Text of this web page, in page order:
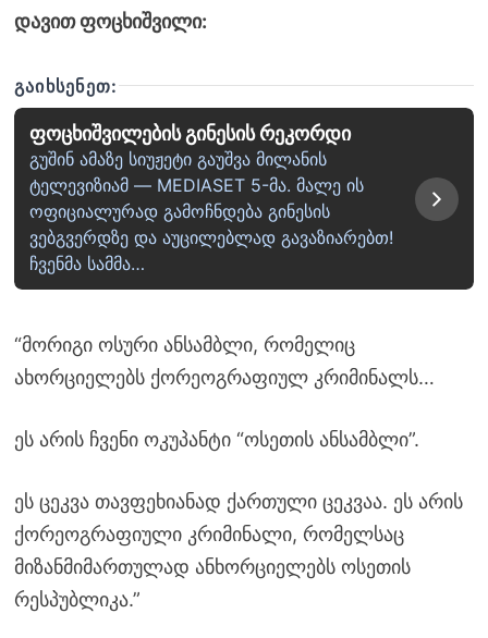
დავით ფოცხიშვილი:
ᲒᲐᲘᲮᲡᲔᲜᲔᲗ:
ფოცხიშვილების გინესის რეკორდი
გუშინ ამაზე სიუჟეტი გაუშვა მილანის
ტელევიზიამ — MEDIASET 5-მა. მალე ის
ოფიციალურად გამოჩნდება გინესის
ვებგვერდზე და აუცილებლად გავაზიარებთ!
ჩვენმა სამმა…
“მორიგი ოსური ანსამბლი, რომელიც
ახორციელებს ქორეოგრაფიულ კრიმინალს…
ეს არის ჩვენი ოკუპანტი “ოსეთის ანსამბლი”.
ეს ცეკვა თავფეხიანად ქართული ცეკვაა. ეს არის
ქორეოგრაფიული კრიმინალი, რომელსაც
მიზანმიმართულად ანხორციელებს ოსეთის
რესპუბლიკა.”